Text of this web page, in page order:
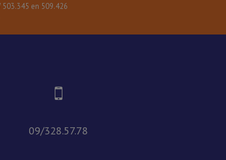
en 509.426
09/328.57.78